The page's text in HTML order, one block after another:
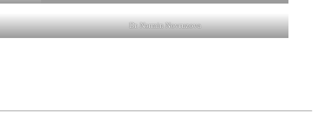
Dr. Nərmin Novruzova